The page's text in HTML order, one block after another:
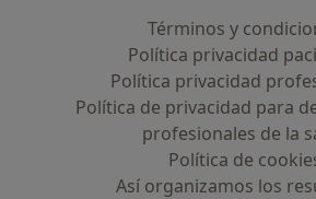
Términos y
Política privacidad
Política privacidad
Política de privacidad para
profesionales de la
Política de
Así organizamos los